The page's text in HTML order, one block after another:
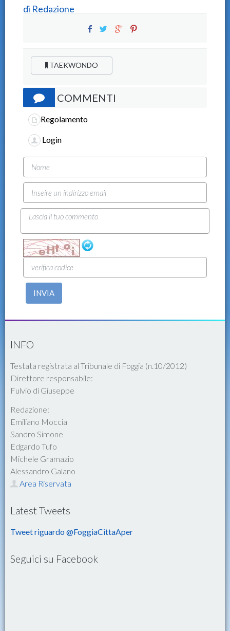
di Redazione
TAEKWONDO
COMMENTI
Regolamento
Login
INVIA
INFO
Testata registrata al Tribunale di Foggia (n.10/2012)
Direttore responsabile:
Fulvio di Giuseppe
Redazione:
Emiliano Moccia
Sandro Simone
Edgardo Tufo
Michele Gramazio
Alessandro Galano
Area Riservata
Latest Tweets
Tweet riguardo @FoggiaCittaAper
Seguici su Facebook